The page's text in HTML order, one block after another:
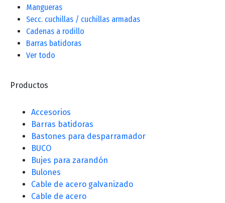
Mangueras
Secc. cuchillas / cuchillas armadas
Cadenas a rodillo
Barras batidoras
Ver todo
Productos
Accesorios
Barras batidoras
Bastones para desparramador
BUCO
Bujes para zarandón
Bulones
Cable de acero galvanizado
Cable de acero